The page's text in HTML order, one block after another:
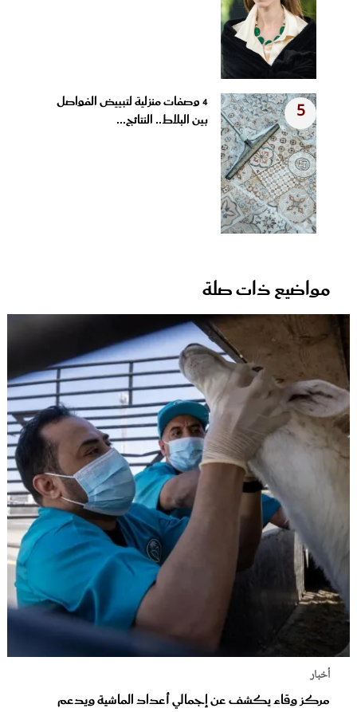
5
4 وصفات منزلية لتبييض الفواصل
بين البلاط.. النتائج...
مواضيع ذات صلة
أخبار
مركز وقاء يكشف عن إجمالي أعداد الماشية ويدعم